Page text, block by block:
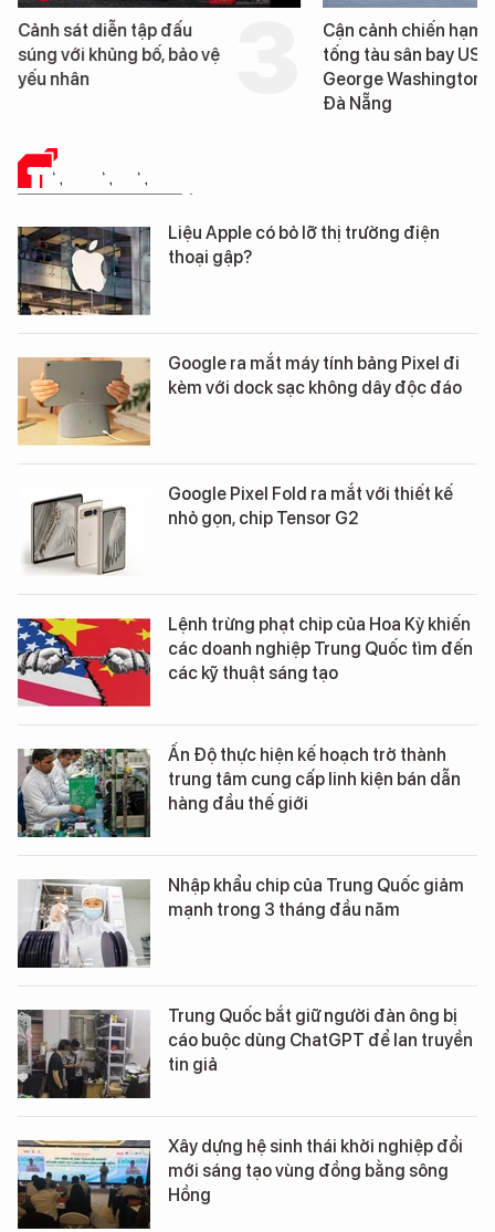
Cảnh sát diễn tập đấu
súng với khủng bố, bảo vệ
yếu nhân
Cận cảnh chiến hạm
tống tàu sân bay USS
George Washington
Đà Nẵng
TIN CÔNG NGHỆ
Liệu Apple có bỏ lỡ thị trường điện
thoại gập?
Google ra mắt máy tính bảng Pixel đi
kèm với dock sạc không dây độc đáo
Google Pixel Fold ra mắt với thiết kế
nhỏ gọn, chip Tensor G2
Lệnh trừng phạt chip của Hoa Kỳ khiến
các doanh nghiệp Trung Quốc tìm đến
các kỹ thuật sáng tạo
Ấn Độ thực hiện kế hoạch trở thành
trung tâm cung cấp linh kiện bán dẫn
hàng đầu thế giới
Nhập khẩu chip của Trung Quốc giảm
mạnh trong 3 tháng đầu năm
Trung Quốc bắt giữ người đàn ông bị
cáo buộc dùng ChatGPT để lan truyền
tin giả
Xây dựng hệ sinh thái khởi nghiệp đổi
mới sáng tạo vùng đồng bằng sông
Hồng